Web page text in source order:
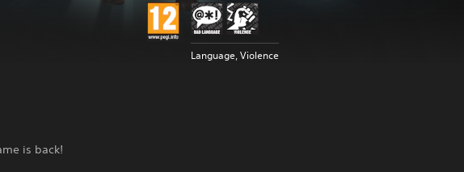
Language, Violence
is back!